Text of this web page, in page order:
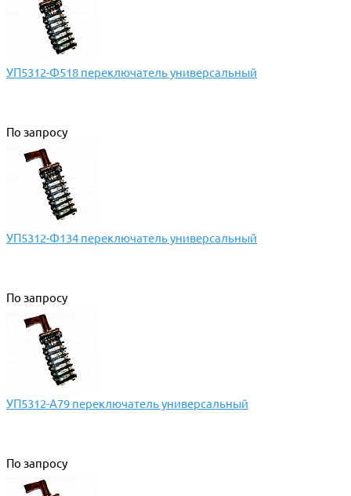
УП5312-Ф518 переключатель универсальный
По запросу
УП5312-Ф134 переключатель универсальный
По запросу
УП5312-А79 переключатель универсальный
По запросу